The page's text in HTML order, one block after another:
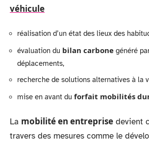
véhicule
réalisation d’un état des lieux des
évaluation du bilan carbone généré
déplacements,
recherche de solutions alternatives à la
mise en avant du forfait mobilités
La mobilité en entreprise devient
travers des mesures comme le